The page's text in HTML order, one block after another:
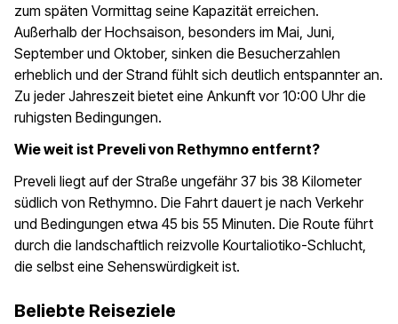
zum späten Vormittag seine Kapazität erreichen.
Außerhalb der Hochsaison, besonders im Mai, Juni,
September und Oktober, sinken die Besucherzahlen
erheblich und der Strand fühlt sich deutlich entspannter an.
Zu jeder Jahreszeit bietet eine Ankunft vor 10:00 Uhr die
ruhigsten Bedingungen.
Wie weit ist Preveli von Rethymno entfernt?
Preveli liegt auf der Straße ungefähr 37 bis 38 Kilometer
südlich von Rethymno. Die Fahrt dauert je nach Verkehr
und Bedingungen etwa 45 bis 55 Minuten. Die Route führt
durch die landschaftlich reizvolle Kourtaliotiko-Schlucht,
die selbst eine Sehenswürdigkeit ist.
Beliebte Reiseziele